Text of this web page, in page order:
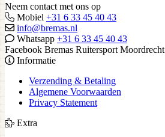
Neem contact met ons op
Mobiel +31 6 33 45 40 43
info@bremas.nl
Whatsapp +31 6 33 45 40 43
Facebook Bremas Ruitersport Moordrecht
Informatie
Verzending & Betaling
Algemene Voorwaarden
Privacy Statement
Extra